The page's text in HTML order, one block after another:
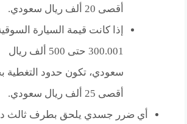
أقصى 20 ألف ريال سعودي.
إذا كانت قيمة السيارة
300.001 حتى 500 ألف ريال
سعودي، تكون حدود التغطية
أقصى 25 ألف ريال سعودي.
أي ضرر جسدي يلحق بطرف ثالث